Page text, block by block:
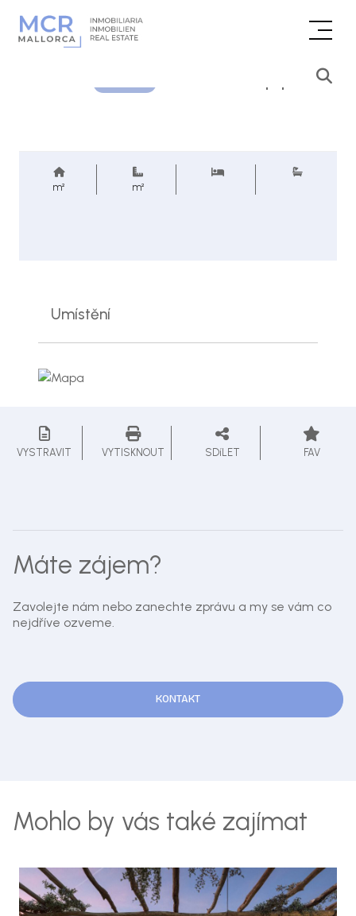
Cenová poptávka
m² m²
Umístění
VYSTRAVIT VYTISKNOUT SDíLET FAV
Máte zájem?
Zavolejte nám nebo zanechte zprávu a my se vám co
nejdříve ozveme.
KONTAKT
Mohlo by vás také zajímat